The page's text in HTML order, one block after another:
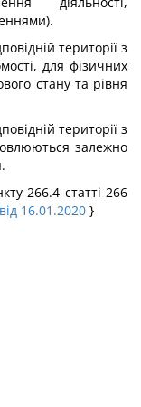
території з
для фізичних
стану та рівня
території з
залежно
266.4 статті 266
16.01.2020 }